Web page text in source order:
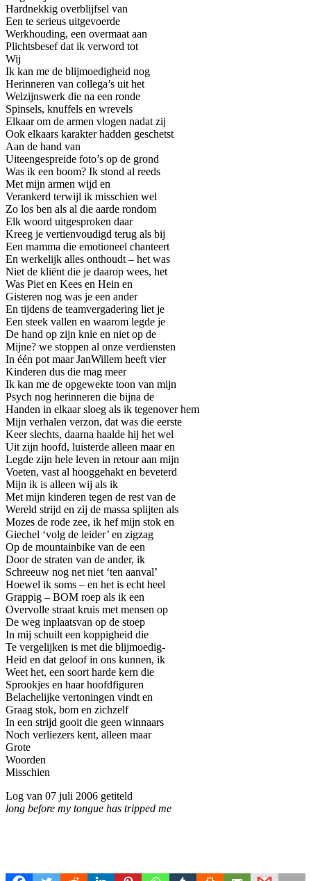
Hardnekkig overblijfsel van
Een te serieus uitgevoerde
Werkhouding, een overmaat aan
Plichtsbesef dat ik verword tot
Wij
Ik kan me de blijmoedigheid nog
Herinneren van collega’s uit het
Welzijnswerk die na een ronde
Spinsels, knuffels en wrevels
Elkaar om de armen vlogen nadat zij
Ook elkaars karakter hadden geschetst
Aan de hand van
Uiteengespreide foto’s op de grond
Was ik een boom? Ik stond al reeds
Met mijn armen wijd en
Verankerd terwijl ik misschien wel
Zo los ben als al die aarde rondom
Elk woord uitgesproken daar
Kreeg je vertienvoudigd terug als bij
Een mamma die emotioneel chanteert
En werkelijk alles onthoudt – het was
Niet de kliënt die je daarop wees, het
Was Piet en Kees en Hein en
Gisteren nog was je een ander
En tijdens de teamvergadering liet je
Een steek vallen en waarom legde je
De hand op zijn knie en niet op de
Mijne? we stoppen al onze verdiensten
In één pot maar JanWillem heeft vier
Kinderen dus die mag meer
Ik kan me de opgewekte toon van mijn
Psych nog herinneren die bijna de
Handen in elkaar sloeg als ik tegenover hem
Mijn verhalen verzon, dat was die eerste
Keer slechts, daarna haalde hij het wel
Uit zijn hoofd, luisterde alleen maar en
Legde zijn hele leven in retour aan mijn
Voeten, vast al hooggehakt en beveterd
Mijn ik is alleen wij als ik
Met mijn kinderen tegen de rest van de
Wereld strijd en zij de massa splijten als
Mozes de rode zee, ik hef mijn stok en
Giechel ‘volg de leider’ en zigzag
Op de mountainbike van de een
Door de straten van de ander, ik
Schreeuw nog net niet ‘ten aanval’
Hoewel ik soms – en het is echt heel
Grappig – BOM roep als ik een
Overvolle straat kruis met mensen op
De weg inplaatsvan op de stoep
In mij schuilt een koppigheid die
Te vergelijken is met die blijmoedig-
Heid en dat geloof in ons kunnen, ik
Weet het, een soort harde kern die
Sprookjes en haar hoofdfiguren
Belachelijke vertoningen vindt en
Graag stok, bom en zichzelf
In een strijd gooit die geen winnaars
Noch verliezers kent, alleen maar
Grote
Woorden
Misschien
Log van 07 juli 2006 getiteld
long before my tongue has tripped me